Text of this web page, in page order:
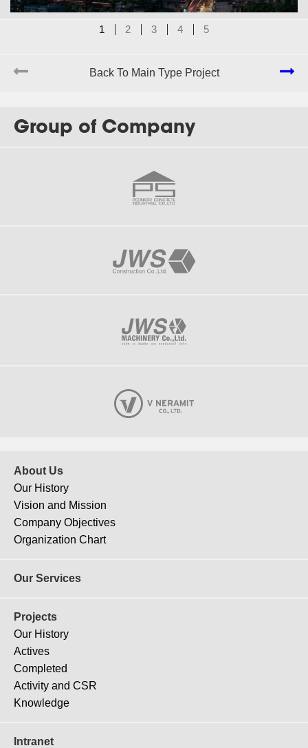
J-202
Cloud Residences Sukhumvit 23
1 2 3 4 5
Back To Main Type Project
Group of Company
About Us
Our History
Vision and Mission
Company Objectives
Organization Chart
Our Services
Projects
Our History
Actives
Completed
Activity and CSR
Knowledge
Intranet